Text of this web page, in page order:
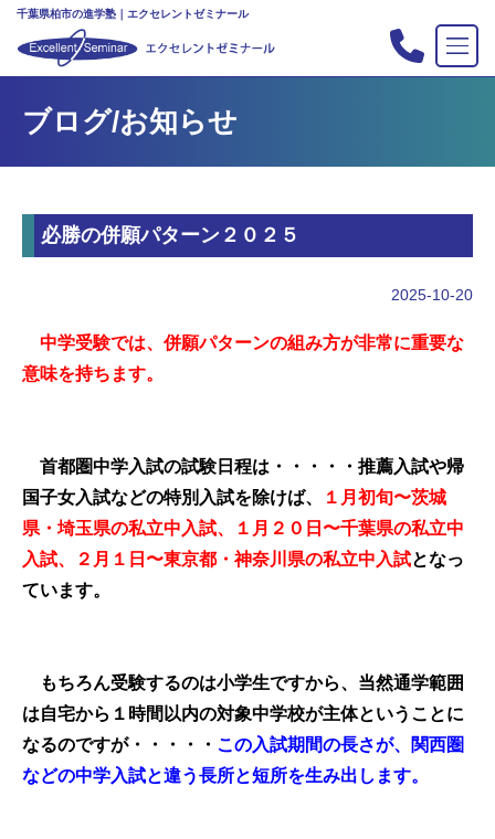
千葉県柏市の進学塾｜エクセレントゼミナール
塾の紹介
合格実績
入会案内
新・主宰のブログ
ブログ/お知らせ
必勝の併願パターン２０２５
2025-10-20
中学受験では、併願パターンの組み方が非常に重要な
意味を持ちます。
首都圏中学入試の試験日程は・・・・・推薦入試や帰
国子女入試などの特別入試を除けば、
１月初旬〜茨城
県・埼玉県の私立中入試、１月２０日〜千葉県の私立中
入試、２月１日〜東京都・神奈川県の私立中入試となっ
ています。
もちろん受験するのは小学生ですから、当然通学範囲
は自宅から１時間以内の対象中学校が主体ということに
なるのですが・・・・・ この入試期間の長さが、関西圏
などの中学入試と違う長所と短所を生み出します。